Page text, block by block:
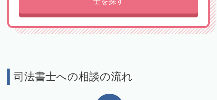
司法書士への相談の流れ